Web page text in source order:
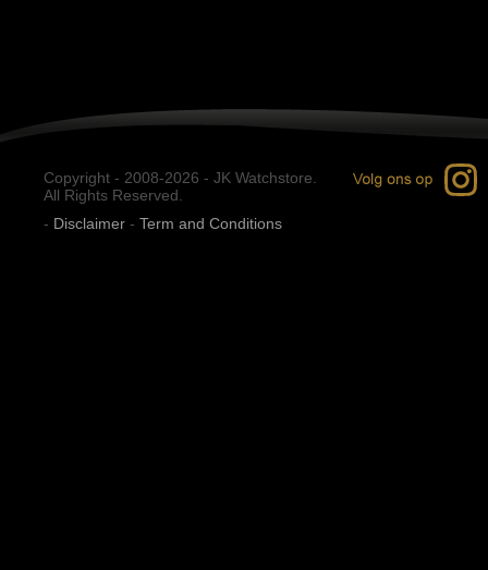
Copyright - 2008-2026 - JK Watchstore.
All Rights Reserved.
- Disclaimer - Term and Conditions